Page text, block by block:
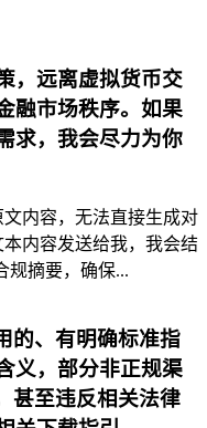
，远离虚拟货币交
融市场秩序。如果
求，我会尽力为你
内容，无法直接生成对
内容发送给我，我会结
规摘要，确保...
的、有明确标准指
义，部分非正规渠
甚至违反相关法律